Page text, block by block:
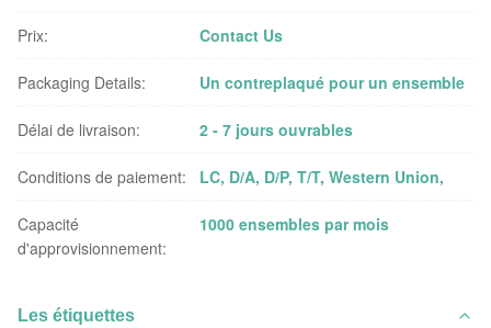
Prix: Contact Us
Packaging Details: Un contreplaqué pour un ensemble
Délai de livraison: 2 - 7 jours ouvrables
Conditions de paiement: LC, D/A, D/P, T/T, Western Union,
Capacité
d'approvisionnement:
1000 ensembles par mois
Les étiquettes